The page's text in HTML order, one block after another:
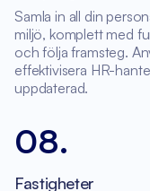
Samla in all din
miljö, komplett med
och följa framsteg.
effektivisera HR-
uppdaterad.
08.
Fastigheter